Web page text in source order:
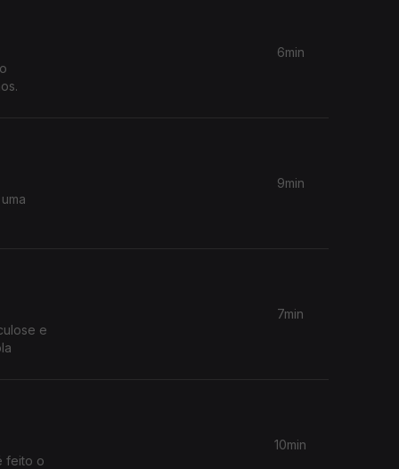
6min
9min
e
7min
feito o
10min